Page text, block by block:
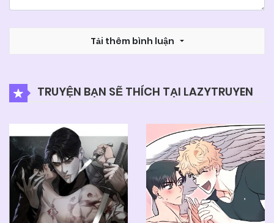
03/06/2025
Chapter 5.4
Chapter 5.3 03/06/2025
Chapter 5.2 03/06/2025
Chapter 5.1 03/06/2025
Tải thêm bình luận
TRUYỆN BẠN SẼ THÍCH TẠI LAZYTRUYEN